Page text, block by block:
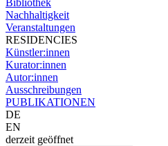
Nachhaltigkeit
Veranstaltungen
RESIDENCIES
Künstler:innen
Kurator:innen
Autor:innen
Ausschreibungen
PUBLIKATIONEN
DE
EN
derzeit geöffnet